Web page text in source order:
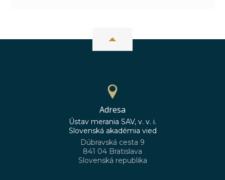
Adresa
Ústav merania SAV, v. v. i.
Slovenská akadémia vied
Dúbravská cesta 9
841 04 Bratislava
Slovenská republika